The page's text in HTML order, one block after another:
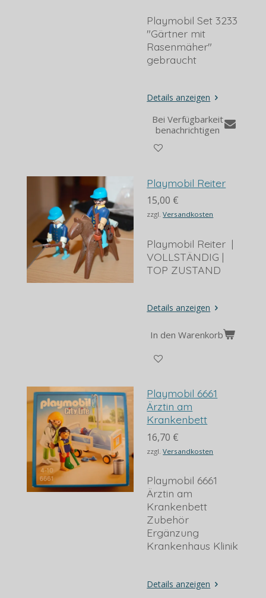
Playmobil Set 3233
"Gärtner mit
Rasenmäher"
gebraucht
Details anzeigen
Bei Verfügbarkeit
benachrichtigen
Playmobil Reiter
15,00 €
zzgl.Versandkosten
Playmobil Reiter |
VOLLSTÄNDIG |
TOP ZUSTAND
Details anzeigen
In den Warenkorb
Playmobil 6661
Ärztin am
Krankenbett
16,70 €
zzgl.Versandkosten
Playmobil 6661
Ärztin am
Krankenbett
Zubehör
Ergänzung
Krankenhaus Klinik
Details anzeigen